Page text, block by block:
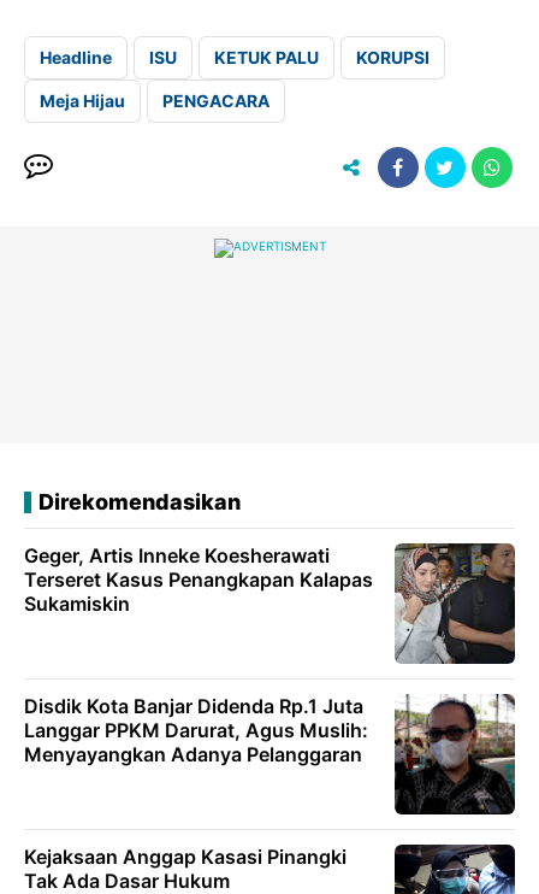
Headline ISU KETUK PALU KORUPSI
Meja Hijau PENGACARA
Direkomendasikan
Geger, Artis Inneke Koesherawati
Terseret Kasus Penangkapan Kalapas
Sukamiskin
Disdik Kota Banjar Didenda Rp.1 Juta
Langgar PPKM Darurat, Agus Muslih:
Menyayangkan Adanya Pelanggaran
Kejaksaan Anggap Kasasi Pinangki
Tak Ada Dasar Hukum